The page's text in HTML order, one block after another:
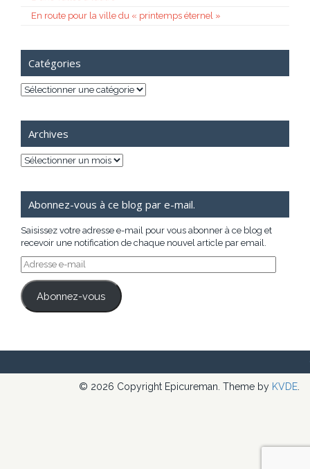
En route pour la ville du « printemps éternel »
Catégories
Catégories
Archives
Archives
Abonnez-vous à ce blog par e-mail.
Saisissez votre adresse e-mail pour vous abonner à ce blog et
recevoir une notification de chaque nouvel article par email.
Adresse
e-
mail
Abonnez-vous
© 2026 Copyright Epicureman. Theme by KVDE.